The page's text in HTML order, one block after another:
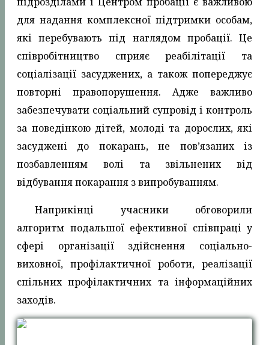
для надання комплексної підтримки особам,
які перебувають під наглядом пробації. Це
співробітництво сприяє реабілітації та
соціалізації засуджених, а також попереджує
повторні правопорушення. Адже важливо
забезпечувати соціальний супровід і контроль
за поведінкою дітей, молоді та дорослих, які
засуджені до покарань, не пов’язаних із
позбавленням волі та звільнених від
відбування покарання з випробуванням.
Наприкінці учасники обговорили
алгоритм подальшої ефективної співпраці у
сфері організації здійснення соціально-
виховної, профілактичної роботи, реалізації
спільних профілактичних та інформаційних
заходів.